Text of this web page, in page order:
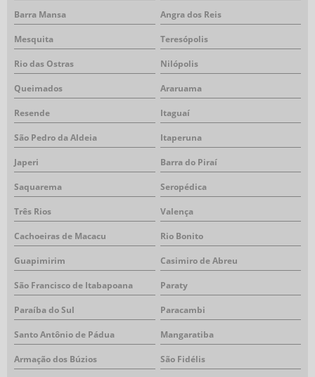
Barra Mansa Angra dos Reis
Mesquita Teresópolis
Rio das Ostras Nilópolis
Queimados Araruama
Resende Itaguaí
São Pedro da Aldeia Itaperuna
Japeri Barra do Piraí
Saquarema Seropédica
Três Rios Valença
Cachoeiras de Macacu Rio Bonito
Guapimirim Casimiro de Abreu
São Francisco de Itabapoana Paraty
Paraíba do Sul Paracambi
Santo Antônio de Pádua Mangaratiba
Armação dos Búzios São Fidélis